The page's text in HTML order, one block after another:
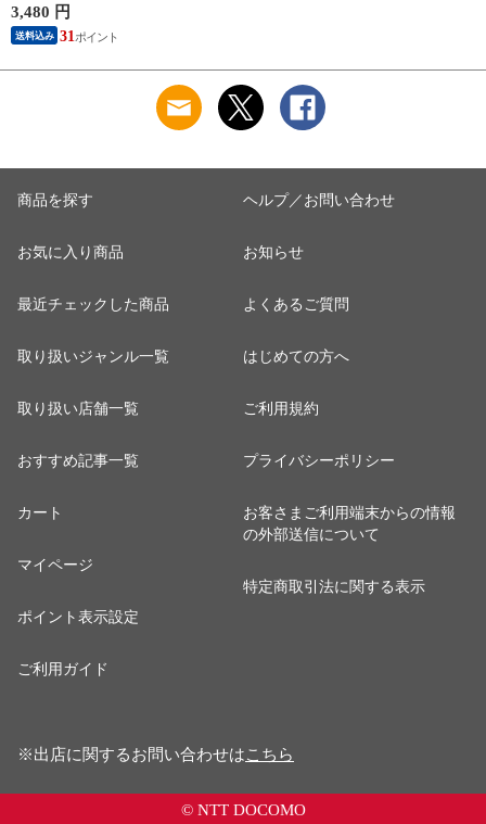
コシルク ヘアケアキ
ャップ 45cm】ロング
ヘア ナイトキャップ
プレゼント 美容師
3,480 円
送料込み 31
商品を探す
お気に入り商品
最近チェックした商品
取り扱いジャンル一覧
取り扱い店舗一覧
おすすめ記事一覧
カート
マイページ
ポイント表示設定
ご利用ガイド
ヘルプ／お問い合わせ
お知らせ
よくあるご質問
はじめての方へ
ご利用規約
プライバシーポリシー
お客さまご利用端末からの情報
の外部送信について
特定商取引法に関する表示
※出店に関するお問い合わせはこちら
© NTT DOCOMO